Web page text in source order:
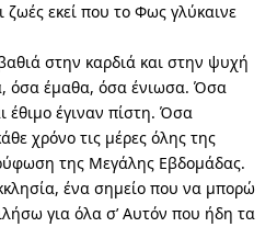
εκεί που το Φως γλύκαινε
στην καρδιά και στην ψυχή
όσα έμαθα, όσα ένιωσα. Όσα
έθιμο έγιναν πίστη. Όσα
χρόνο τις μέρες όλης της
της Μεγάλης Εβδομάδας.
ένα σημείο που να μπορώ
για όλα σ’ Αυτόν που ήδη τα